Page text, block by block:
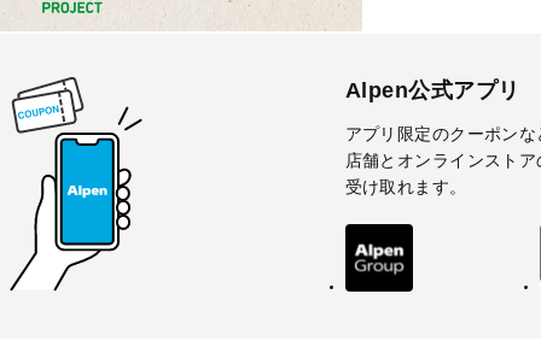
Alpen公式アプリ
アプリ限定のクーポンな
店舗とオンラインスト
受け取れます。